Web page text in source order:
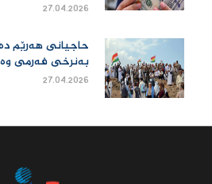
27.04.2026
حاجیانی هەرێم
بەنرخی فەرمی
27.04.2026